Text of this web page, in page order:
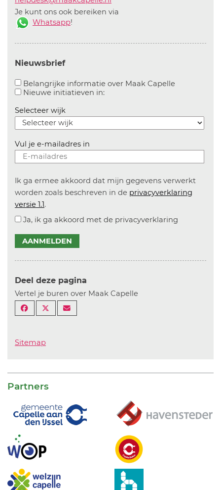
Je kunt ons ook bereiken via
Whatsapp!
Nieuwsbrief
Belangrijke informatie over Maak CapelleAanvinken
Nieuwe initiatieven in:Aanvinken om informatie over
Selecteer wijk
Vul je e-mailadres in
Ik ga ermee akkoord dat mijn gegevens verwerkt
worden zoals beschreven in de privacyverklaring
versie 1.1.
Ja, ik ga akkoord met de privacyverklaring
AANMELDEN
Deel deze pagina
Vertel je buren over Maak Capelle
Sitemap
Partners